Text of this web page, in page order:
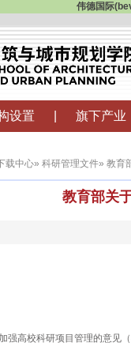
伟德国际
设置 旗下产业
载中心» 科研管理文件» 教育
教育部关
强高校科研项目管理的意见